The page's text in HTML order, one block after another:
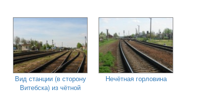
Вид станции (в сторону
Витебска) из чётной
Нечётная горловина